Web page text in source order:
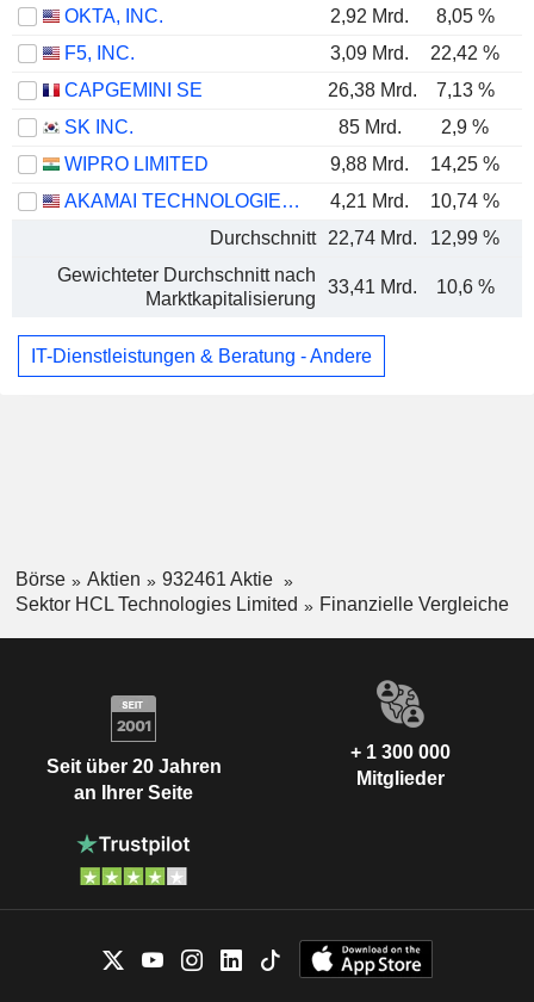
OKTA, INC.
2,92 Mrd. 8,05 %
F5, INC.
3,09 Mrd. 22,42 %
CAPGEMINI SE
26,38 Mrd. 7,13 %
SK INC.
85 Mrd. 2,9 %
WIPRO LIMITED
9,88 Mrd. 14,25 %
AKAMAI TECHNOLOGIES, INC.
4,21 Mrd. 10,74 %
Durchschnitt
22,74 Mrd. 12,99 %
Gewichteter Durchschnitt nach
Marktkapitalisierung
33,41 Mrd. 10,6 %
IT-Dienstleistungen & Beratung - Andere
Börse Aktien
932461 Aktie
Sektor HCL Technologies Limited
Finanzielle Vergleiche
Seit über 20 Jahren
an Ihrer Seite
+ 1 300 000
Mitglieder